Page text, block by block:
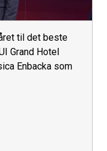
til det beste
Grand Hotel
Enbacka som